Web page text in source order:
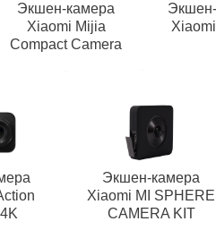
Экшен-камера
Xiaomi Mijia
Compact Camera
Экшен-камера
Xiaomi MI SPHERE
CAMERA KIT